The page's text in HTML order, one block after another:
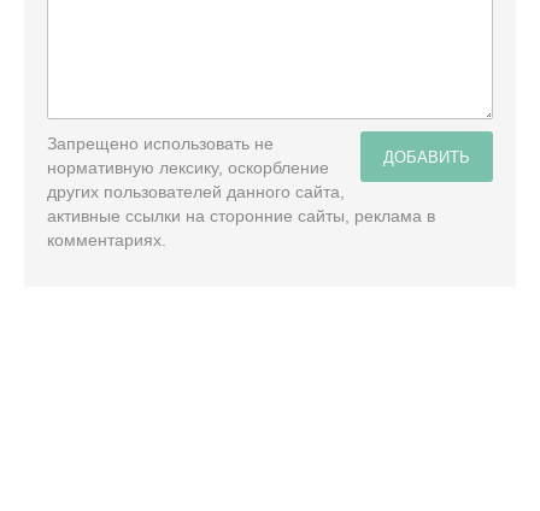
ДОБАВИТЬ
Запрещено использовать не
нормативную лексику, оскорбление
других пользователей данного сайта,
активные ссылки на сторонние сайты, реклама в
комментариях.